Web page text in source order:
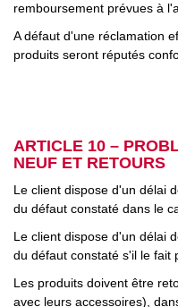
remboursement prévues à
A défaut d'une réclamation
produits seront réputés
ARTICLE 10 –
NEUF ET RETOURS
Le client dispose d'un délai
du défaut constaté dans le
Le client dispose d'un délai
du défaut constaté s'il le fait
Les produits doivent être
avec leurs accessoires),